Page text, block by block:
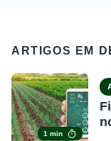
ARTIGOS EM
1 min